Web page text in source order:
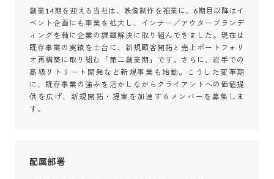
創業14期を迎える当社は、映像制作を祖業に、6期目以降はイ
ベント企画にも事業を拡大し、インナー／アウターブランデ
ィングを軸に企業の課題解決に取り組んできました。現在は
既存事業の実績を土台に、新規顧客開拓と売上ポートフォリ
オ再構築に取り組む「第二創業期」です。さらに、岩手での
高級リトリート開発など新規事業も始動。こうした変革期
に、既存事業の強みを活かしながらクライアントへの価値提
供を広げ、新規開拓・提案を加速するメンバーを募集しま
す。
配属部署